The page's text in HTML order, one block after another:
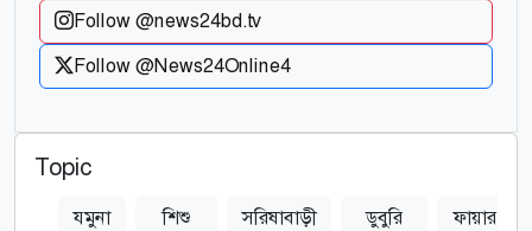
Follow @news24bd.tv
Follow @News24Online4
Topic
যমুনা
শিশু
সরিষাবাড়ী
ডুবুরি
ফায়ার